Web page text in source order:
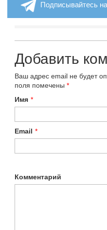
Подписывайтесь
Добавить
Ваш адрес email не будет
поля помечены *
Имя *
Email *
Комментарий